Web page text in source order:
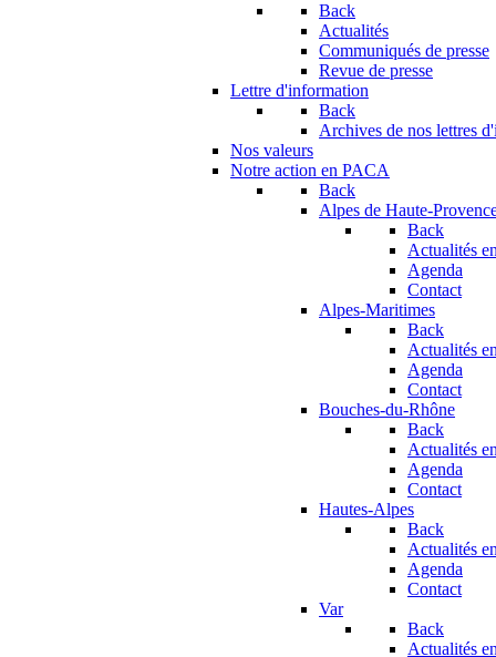
Back
Actualités
Communiqués de presse
Revue de presse
Lettre d'information
Back
Archives de nos lettres
Nos valeurs
Notre action en PACA
Back
Alpes de Haute-
Back
Actualités
Agenda
Contact
Alpes-Maritimes
Back
Actualités
Agenda
Contact
Bouches-du-Rhône
Back
Actualités
Agenda
Contact
Hautes-Alpes
Back
Actualités
Agenda
Contact
Var
Back
Actualités